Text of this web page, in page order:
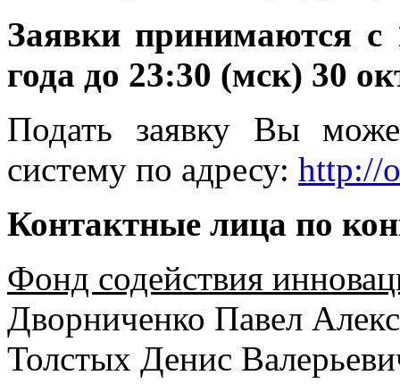
Заявки принимаются с
года до 23:30 (мск) 30
Подать заявку Вы
систему по адресу: http://
Контактные лица по
Фонд содействия
Дворниченко Павел
Толстых Денис